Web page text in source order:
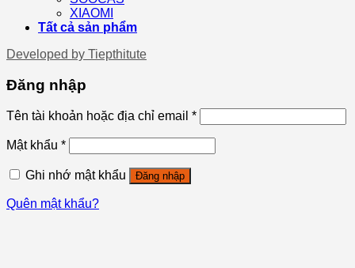
XIAOMI
Tất cả sản phẩm
Developed by Tiepthitute
Đăng nhập
Tên tài khoản hoặc địa chỉ email *
Mật khẩu *
Ghi nhớ mật khẩu Đăng nhập
Quên mật khẩu?